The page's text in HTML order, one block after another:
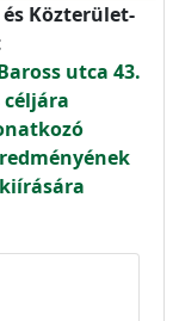
Közterület-
utca 43.